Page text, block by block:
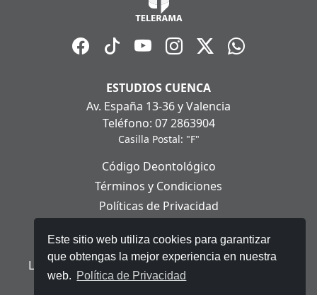
Este sitio web utiliza cookies para garantizar
que obtengas la mejor experiencia en nuestra
web. Política de Privacidad
ESTUDIOS CUENCA
Av. España 13-36 y Valencia
Teléfono: 07 2863904
Casilla Postal: "F"
Código Deontológico
Términos y Condiciones
Políticas de Privacidad
Aviso Legal
Ley Orgánica de Protección de Datos Personales